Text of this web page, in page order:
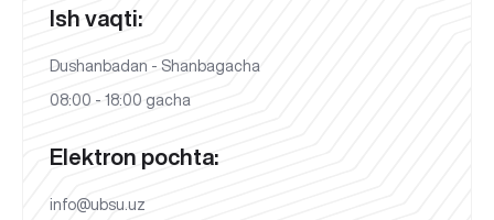
Ish vaqti:
Dushanbadan - Shanbagacha
08:00 - 18:00 gacha
Elektron pochta:
info@ubsu.uz